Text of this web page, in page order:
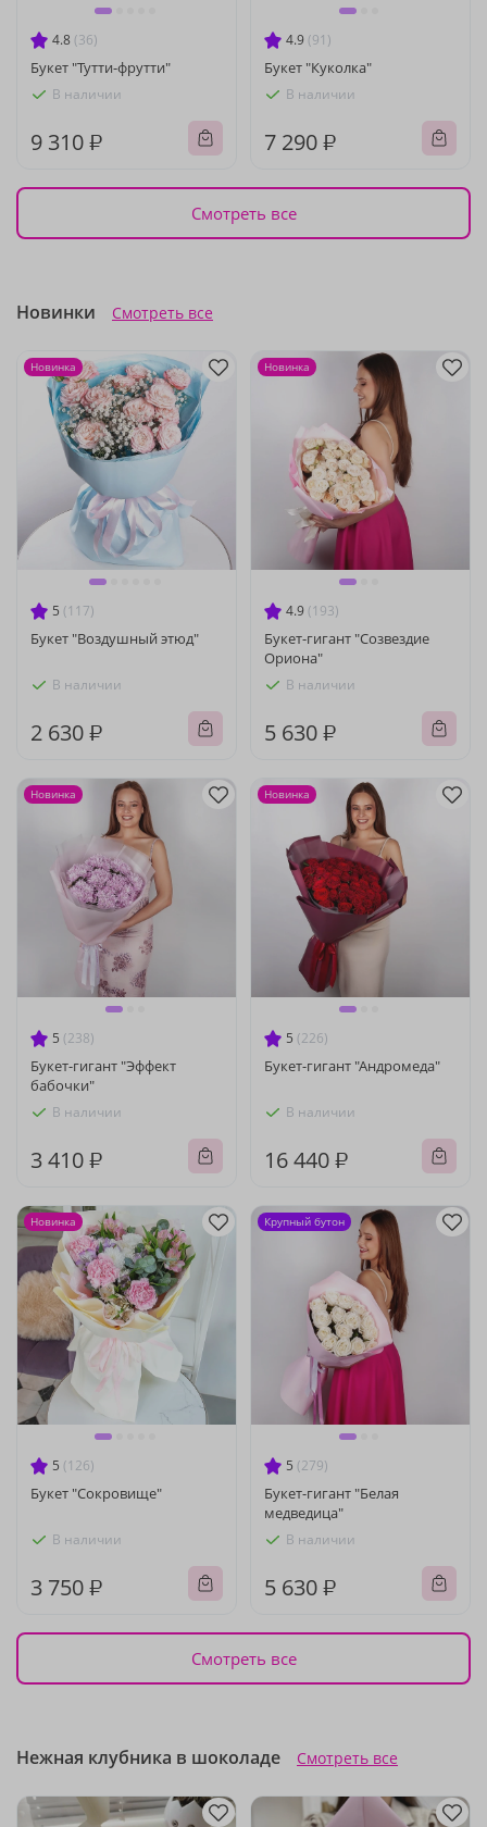
4.8 (36)
Букет "Тутти-фрутти"
В наличии
9 310 ₽
4.9 (91)
Букет "Куколка"
В наличии
7 290 ₽
Смотреть все
Новинки Смотреть все
5 (117)
Букет "Воздушный этюд"
В наличии
2 630 ₽
Новинка
4.9 (193)
Букет-гигант "Созвездие
Ориона"
В наличии
5 630 ₽
Новинка
5 (238)
Букет-гигант "Эффект
бабочки"
В наличии
3 410 ₽
Новинка
5 (226)
Букет-гигант "Андромеда"
В наличии
16 440 ₽
Новинка
5 (126)
Букет "Сокровище"
В наличии
3 750 ₽
Новинка
5 (279)
Букет-гигант "Белая
медведица"
В наличии
5 630 ₽
Крупный бутон
Смотреть все
Нежная клубника в шоколаде Смотреть все